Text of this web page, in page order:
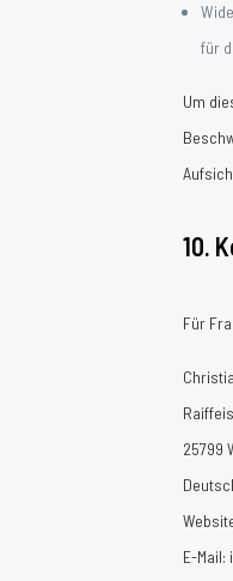
für
Um
10.
Für
25799
E-Mail: